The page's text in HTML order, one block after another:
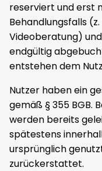
reserviert und erst
Behandlungsfalls
Videoberatung)
endgültig
entstehen dem
Nutzer haben ein
gemäß § 355 BGB.
werden bereits
spätestens
ursprünglich
zurückerstattet.